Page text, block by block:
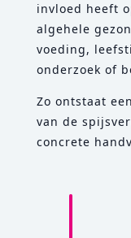
invloed heeft
algehele
voeding,
onderzoek of
Zo ontstaat
van de
concrete